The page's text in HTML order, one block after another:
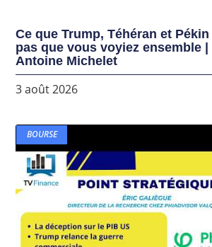
Ce que Trump, Téhéran et
pas que vous voyiez ensemble
Antoine Michelet
3 août 2026
BOURSE